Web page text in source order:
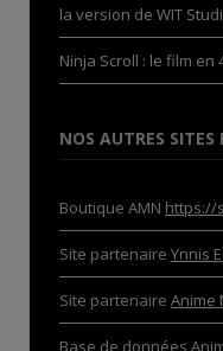
la version de WIT
Ninja Scroll : le film en
NOS AUTRES SITES
Boutique AMN https://
Site partenaire Ynnis
Site partenaire Anime
Base de données